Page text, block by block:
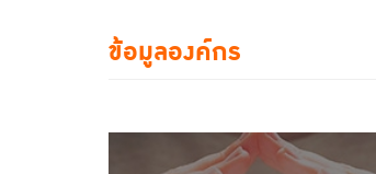
ข้อมูลองค์กร